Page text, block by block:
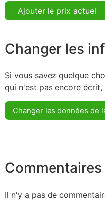
Ajouter le prix actuel
Changer les
Si vous savez quelque
qui n'est pas encore
Changer les données de
Il n'y a pas de